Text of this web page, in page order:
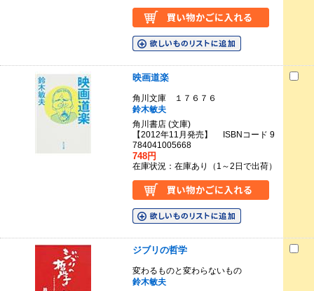
映画道楽
角川文庫 １７６７６
鈴木敏夫
角川書店 (文庫)
【2012年11月発売】 ISBNコード 9
784041005668
748円
在庫状況：在庫あり（1～2日で出荷）
ジブリの哲学
変わるものと変わらないもの
鈴木敏夫